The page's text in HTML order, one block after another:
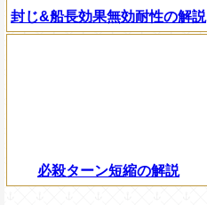
封じ&船長効果無効耐性の解説
必殺ターン短縮の解説